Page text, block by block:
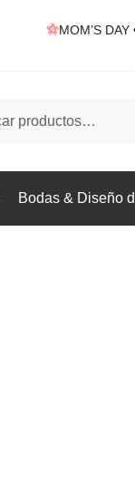
MOM’S
Bodas & Diseño